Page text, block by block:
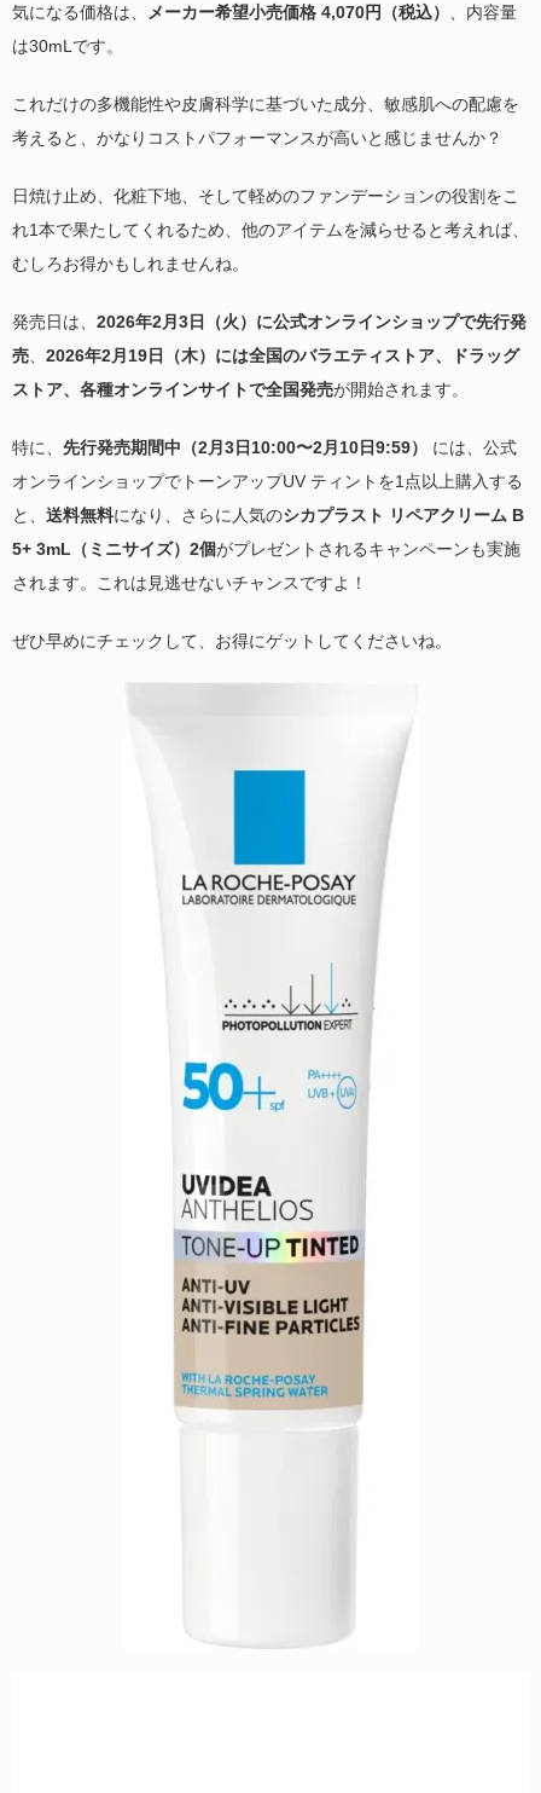
気になる価格は、 メーカー希望小売価格 4,070円（税込）
、内容量
は30mLです。
これだけの多機能性や皮膚科学に基づいた成分、敏感肌への配慮を
考えると、かなりコストパフォーマンスが高いと感じませんか？
日焼け止め、化粧下地、そして軽めのファンデーションの役割をこ
れ1本で果たしてくれるため、他のアイテムを減らせると考えれば、
むしろお得かもしれませんね。
発売日は、 2026年2月3日（火）に公式オンラインショップで先行発
売
2026年2月19日（木）には全国のバラエティストア、ドラッグ
ストア、各種オンラインサイトで全国発売が開始されます。
特に、 先行発売期間中（2月3日10:00〜2月10日9:59）
には、公式
オンラインショップでトーンアップUV ティントを1点以上購入する
と、 送料無料になり、さらに人気のシカプラスト リペアクリーム B
5+ 3mL（ミニサイズ）2個がプレゼントされるキャンペーンも実施
されます。これは見逃せないチャンスですよ！
ぜひ早めにチェックして、お得にゲットしてくださいね。